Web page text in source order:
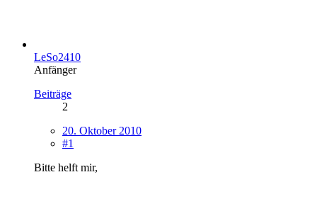
LeSo2410
Anfänger
Beiträge
2
20. Oktober 2010
#1
Bitte helft mir,